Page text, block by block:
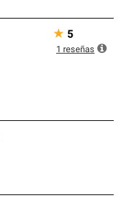
★ 5
1 reseñas